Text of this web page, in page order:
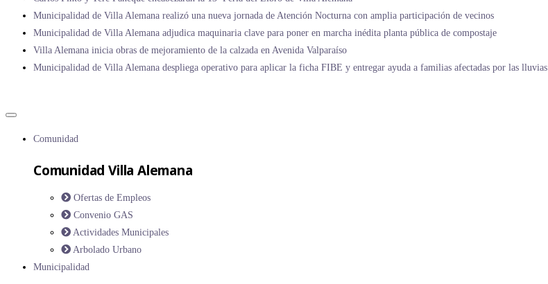
Municipalidad de Villa Alemana realizó una nueva jornada de Atención Nocturna con amplia participación de vecinos
Municipalidad de Villa Alemana adjudica maquinaria clave para poner en marcha inédita planta pública de compostaje
Villa Alemana inicia obras de mejoramiento de la calzada en Avenida Valparaíso
Municipalidad de Villa Alemana despliega operativo para aplicar la ficha FIBE y entregar ayuda a familias afectadas por las lluvias
Comunidad
Comunidad Villa Alemana
Ofertas de Empleos
Convenio GAS
Actividades Municipales
Arbolado Urbano
Municipalidad